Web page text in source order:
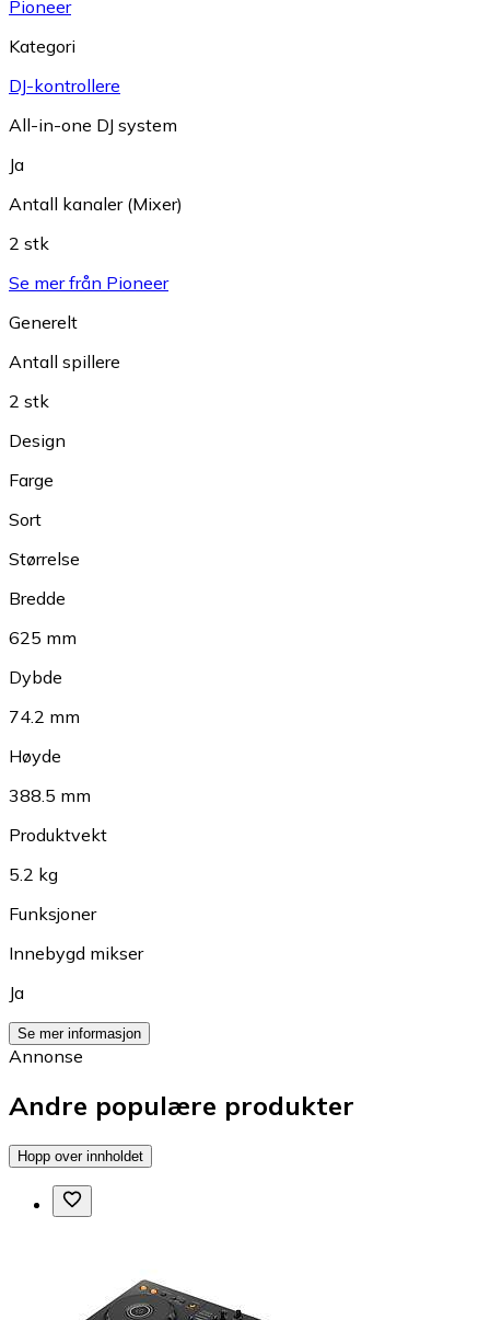
Pioneer
Kategori
DJ-kontrollere
All-in-one DJ system
Ja
Antall kanaler (Mixer)
2 stk
Se mer från Pioneer
Generelt
Antall spillere
2 stk
Design
Farge
Sort
Størrelse
Bredde
625 mm
Dybde
74.2 mm
Høyde
388.5 mm
Produktvekt
5.2 kg
Funksjoner
Innebygd mikser
Ja
Se mer informasjon
Annonse
Andre populære produkter
Hopp over innholdet